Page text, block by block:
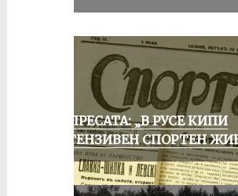
ОТ ПРЕСАТА: „В РУСЕ КИПИ
ИНТЕНЗИВЕН СПОРТЕН